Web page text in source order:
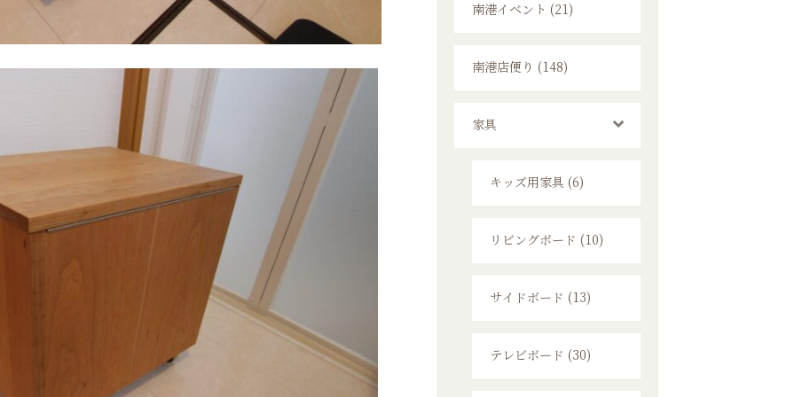
南港イベント (21)
南港店便り (148)
家具
キッズ用家具 (6)
リビングボード (10)
サイドボード (13)
テレビボード (30)